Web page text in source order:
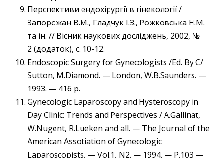
Перспективи ендохірургії в гінекології /
Запорожан В.М., Гладчук І.З., Рожковська Н.М.
та ін. // Вісник наукових досліджень, 2002, №
2 (додаток), с. 10-12.
Еndoscopic Surgery for Gynecologists /Ed. By C/
Sutton, M.Diamond. — London, W.B.Saunders. —
1993. — 416 p.
Gynecologic Laparoscopy and Hysteroscopy in
Day Clinic: Trends and Perspectives / A.Gallinat,
W.Nugent, R.Lueken and all. — The Journal of the
American Assotiation of Gynecologic
Laparoscopists. — Vol.1, N2. — 1994. — P.103 —